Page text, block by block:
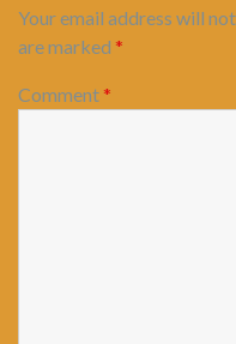
Your email address will
are marked *
Comment*